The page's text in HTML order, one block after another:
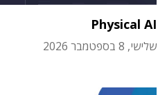
Physical AI
שלישי, 8 בספטמבר 2026